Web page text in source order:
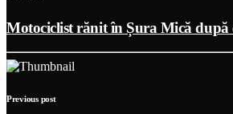
Motociclist rănit în Șura Mică după
Previous post